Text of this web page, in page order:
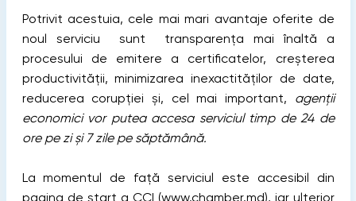
Potrivit acestuia, cele mai mari avantaje oferite de
noul serviciu sunt transparența mai înaltă a
procesului de emitere a certificatelor, creșterea
productivității, minimizarea inexactităților de date,
reducerea corupției și, cel mai important, agenții
economici vor putea accesa serviciul timp de 24 de
ore pe zi și 7 zile pe săptămână.
La momentul de față serviciul este accesibil din
pagina de start a CCI (www.chamber.md), iar ulterior